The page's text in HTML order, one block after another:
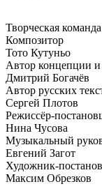
Творческая
Композитор
Тото Кутуньо
Автор концепции
Дмитрий Богачёв
Автор русских
Сергей Плотов
Режиссёр-
Нина Чусова
Музыкальный
Евгений Загот
Художник-
Максим Обрезков